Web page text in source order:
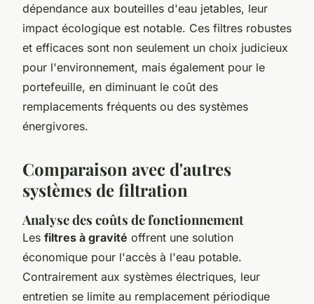
dépendance aux bouteilles d'eau jetables, leur
impact écologique est notable. Ces filtres robustes
et efficaces sont non seulement un choix judicieux
pour l'environnement, mais également pour le
portefeuille, en diminuant le coût des
remplacements fréquents ou des systèmes
énergivores.
Comparaison avec d'autres
systèmes de filtration
Analyse des coûts de fonctionnement
Les filtres à gravité offrent une solution
économique pour l'accès à l'eau potable.
Contrairement aux systèmes électriques, leur
entretien se limite au remplacement périodique